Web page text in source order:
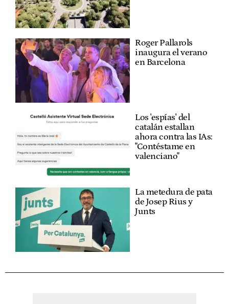
Roger Pallarols
inaugura el verano
en Barcelona
Los 'espías' del
catalán estallan
ahora contra las IAs:
"Contéstame en
valenciano"
La metedura de pata
de Josep Rius y
Junts